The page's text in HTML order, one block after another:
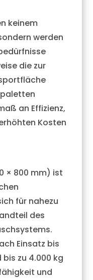
keinem
werden
die zur
an Effizienz,
Kosten
× 800 mm) ist
für nahezu
des
Einsatz bis
bis zu 4.000 kg
und